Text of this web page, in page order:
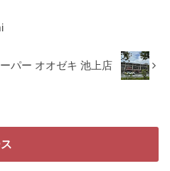
パー オオゼキ 池上店